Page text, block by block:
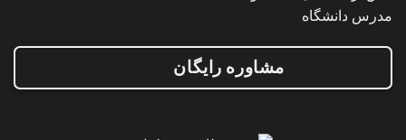
مدرس دانشگاه
مشاوره رایگان